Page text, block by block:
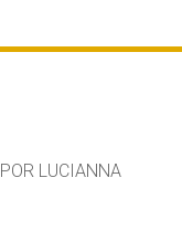
POR LUCIANNA